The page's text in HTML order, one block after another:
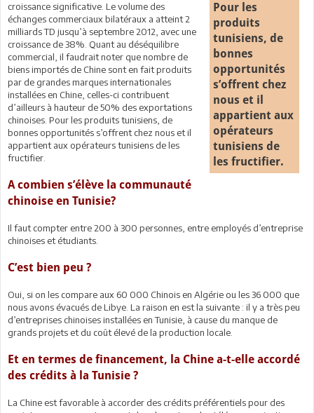
Pour les
produits
tunisiens, de
bonnes
opportunités
s’offrent chez
nous et il
appartient aux
opérateurs
tunisiens de
les fructifier.
croissance significative. Le volume des
échanges commerciaux bilatéraux a atteint 2
milliards TD jusqu’à septembre 2012, avec une
croissance de 38%. Quant au déséquilibre
commercial, il faudrait noter que nombre de
biens importés de Chine sont en fait produits
par de grandes marques internationales
installées en Chine, celles-ci contribuent
d’ailleurs à hauteur de 50% des exportations
chinoises. Pour les produits tunisiens, de
bonnes opportunités s’offrent chez nous et il
appartient aux opérateurs tunisiens de les
fructifier.
A combien s’élève la communauté
chinoise en Tunisie?
Il faut compter entre 200 à 300 personnes, entre employés d’entreprise
chinoises et étudiants.
C’est bien peu ?
Oui, si on les compare aux 60 000 Chinois en Algérie ou les 36 000 que
nous avons évacués de Libye. La raison en est la suivante : il y a très peu
d’entreprises chinoises installées en Tunisie, à cause du manque de
grands projets et du coût élevé de la production locale.
Et en termes de financement, la Chine a-t-elle accordé
des crédits à la Tunisie ?
La Chine est favorable à accorder des crédits préférentiels pour des